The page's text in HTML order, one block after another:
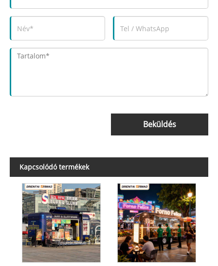
Beküldés
Kapcsolódó termékek